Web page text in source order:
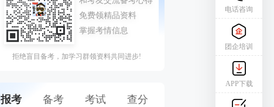
拒绝盲目备考，加学习群领资料共同进步!
报考 备考 考试 查分
电话咨询
团企培训
APP下载